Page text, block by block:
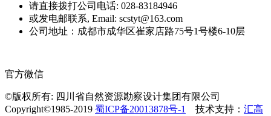
请直接拨打公司电话: 028-83184946
或发电邮联系, Email: scstyt@163.com
公司地址：成都市成华区崔家店路75号1号楼6-10层
官方微信
©版权所有: 四川省自然资源勘察设计集团有限公司
Copyright©1985-2019 蜀ICP备20013878号-1 技术支持： 汇高